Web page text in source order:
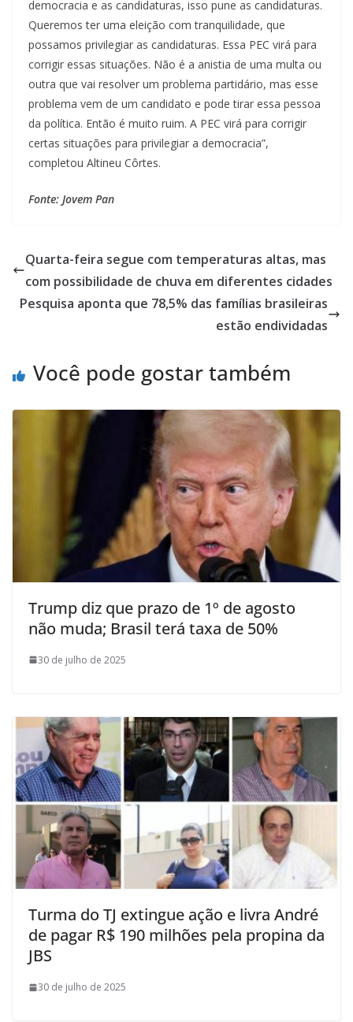
democracia e as candidaturas, isso pune as candidaturas.
Queremos ter uma eleição com tranquilidade, que
possamos privilegiar as candidaturas. Essa PEC virá para
corrigir essas situações. Não é a anistia de uma multa ou
outra que vai resolver um problema partidário, mas esse
problema vem de um candidato e pode tirar essa pessoa
da política. Então é muito ruim. A PEC virá para corrigir
certas situações para privilegiar a democracia”,
completou Altineu Côrtes.
Fonte: Jovem Pan
Quarta-feira segue com temperaturas altas, mas
com possibilidade de chuva em diferentes cidades
Pesquisa aponta que 78,5% das famílias brasileiras
estão endividadas
Você pode gostar também
Trump diz que prazo de 1º de agosto
não muda; Brasil terá taxa de 50%
30 de julho de 2025
Turma do TJ extingue ação e livra André
de pagar R$ 190 milhões pela propina da
JBS
30 de julho de 2025